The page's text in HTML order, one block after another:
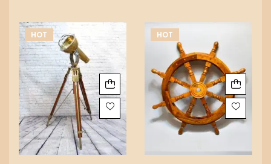
HOT HOT